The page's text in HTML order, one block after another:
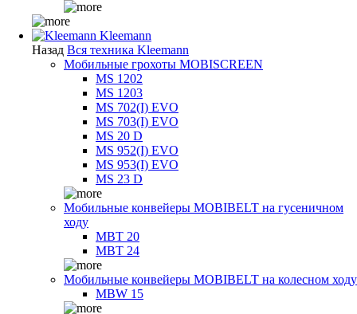
Kleemann
Назад Вся техника Kleemann
Мобильные грохоты MOBISCREEN
MS 1202
MS 1203
MS 702(I) EVO
MS 703(I) EVO
MS 20 D
MS 952(I) EVO
MS 953(I) EVO
MS 23 D
Мобильные конвейеры MOBIBELT на гусеничном
ходу
MBT 20
MBT 24
Мобильные конвейеры MOBIBELT на колесном ходу
MBW 15